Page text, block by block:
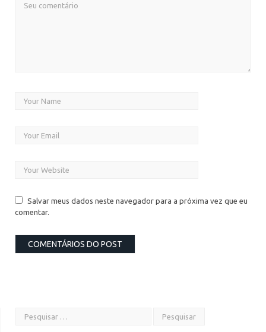
Salvar meus dados neste navegador para a próxima vez que eu
comentar.